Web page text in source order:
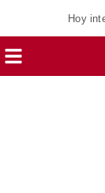
Hoy